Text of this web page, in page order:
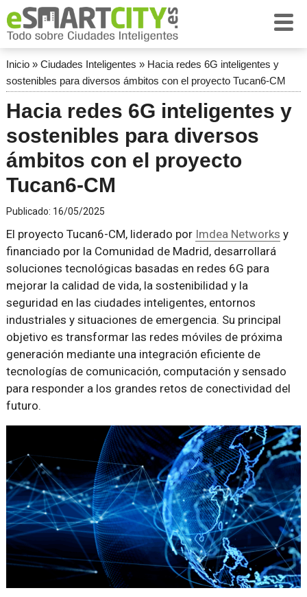
Inicio» Ciudades Inteligentes » Hacia redes 6G inteligentes y
sostenibles para diversos ámbitos con el proyecto Tucan6-CM
Hacia redes 6G inteligentes y
sostenibles para diversos
ámbitos con el proyecto
Tucan6-CM
Publicado: 16/05/2025
El proyecto Tucan6-CM, liderado por Imdea Networks y
financiado por la Comunidad de Madrid, desarrollará
soluciones tecnológicas basadas en redes 6G para
mejorar la calidad de vida, la sostenibilidad y la
seguridad en las ciudades inteligentes, entornos
industriales y situaciones de emergencia. Su principal
objetivo es transformar las redes móviles de próxima
generación mediante una integración eficiente de
tecnologías de comunicación, computación y sensado
para responder a los grandes retos de conectividad del
futuro.